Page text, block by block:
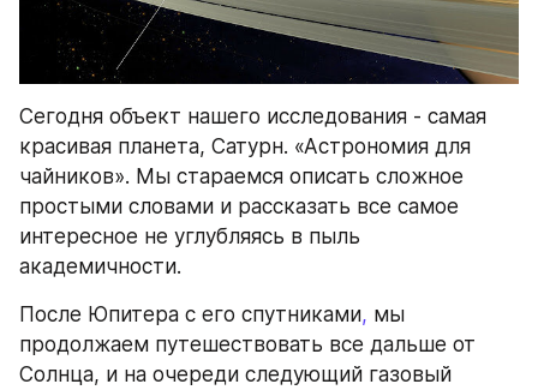
Сегодня объект нашего исследования - самая
красивая планета, Сатурн. «Астрономия для
чайников». Мы стараемся описать сложное
простыми словами и рассказать все самое
интересное не углубляясь в пыль
академичности.
После Юпитера с его спутниками, мы
продолжаем путешествовать все дальше от
Солнца, и на очереди следующий газовый